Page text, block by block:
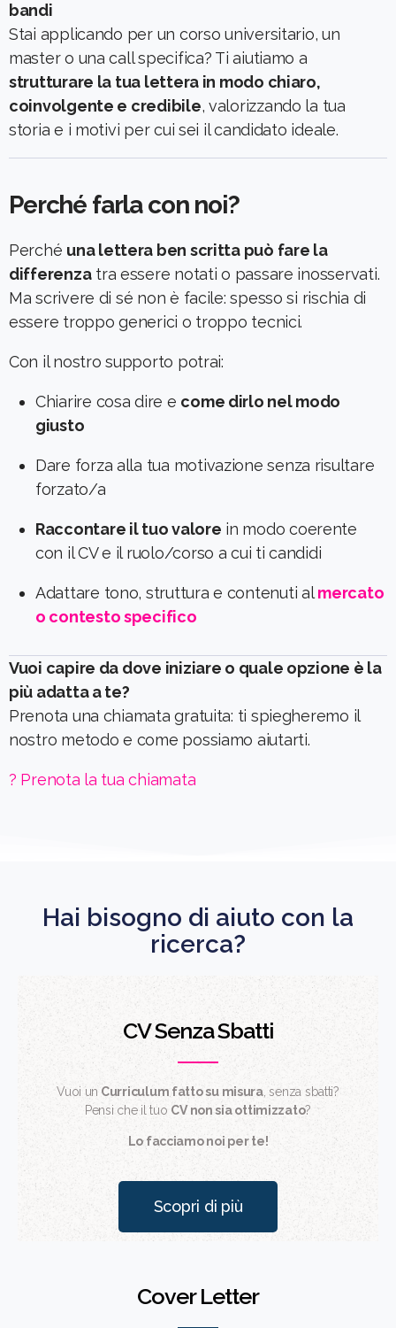
bandi
Stai applicando per un corso universitario, un
master o una call specifica? Ti aiutiamo a
strutturare la tua lettera in modo chiaro,
coinvolgente e credibile, valorizzando la tua
storia e i motivi per cui sei il candidato ideale.
Perché farla con noi?
Perché una lettera ben scritta può fare la
differenzatra essere notati o passare inosservati.
Ma scrivere di sé non è facile: spesso si rischia di
essere troppo generici o troppo tecnici.
Con il nostro supporto potrai:
Chiarire cosa dire e come dirlo nel modo
giusto
Dare forza alla tua motivazione senza risultare
forzato/a
Raccontare il tuo valore in modo coerente
con il CV e il ruolo/corso a cui ti candidi
Adattare tono, struttura e contenuti almercato
o contesto specifico
Vuoi capire da dove iniziare o quale opzione è la
più adatta a te?
Prenota una chiamata gratuita: ti spiegheremo il
nostro metodo e come possiamo aiutarti.
? Prenota la tua chiamata
Hai bisogno di aiuto con la
ricerca?
CV Senza Sbatti
Vuoi un Curriculum fatto su misura, senza sbatti?
Pensi che il tuo CV non sia ottimizzato?
Lo facciamo noi per te!
Scopri di più
Cover Letter